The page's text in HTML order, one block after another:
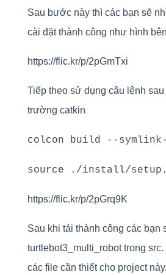
Sau bước này thì các bạn sẽ
cài đặt thành công như hình
https://flic.kr/p/2pGmTxi
Tiếp theo sử dụng câu lệnh
trường catkin
colcon build --
source ./install/
https://flic.kr/p/2pGrq9K
Sau khi tải thành công các bạn
turtlebot3_multi_robot trong
các file cần thiết cho project